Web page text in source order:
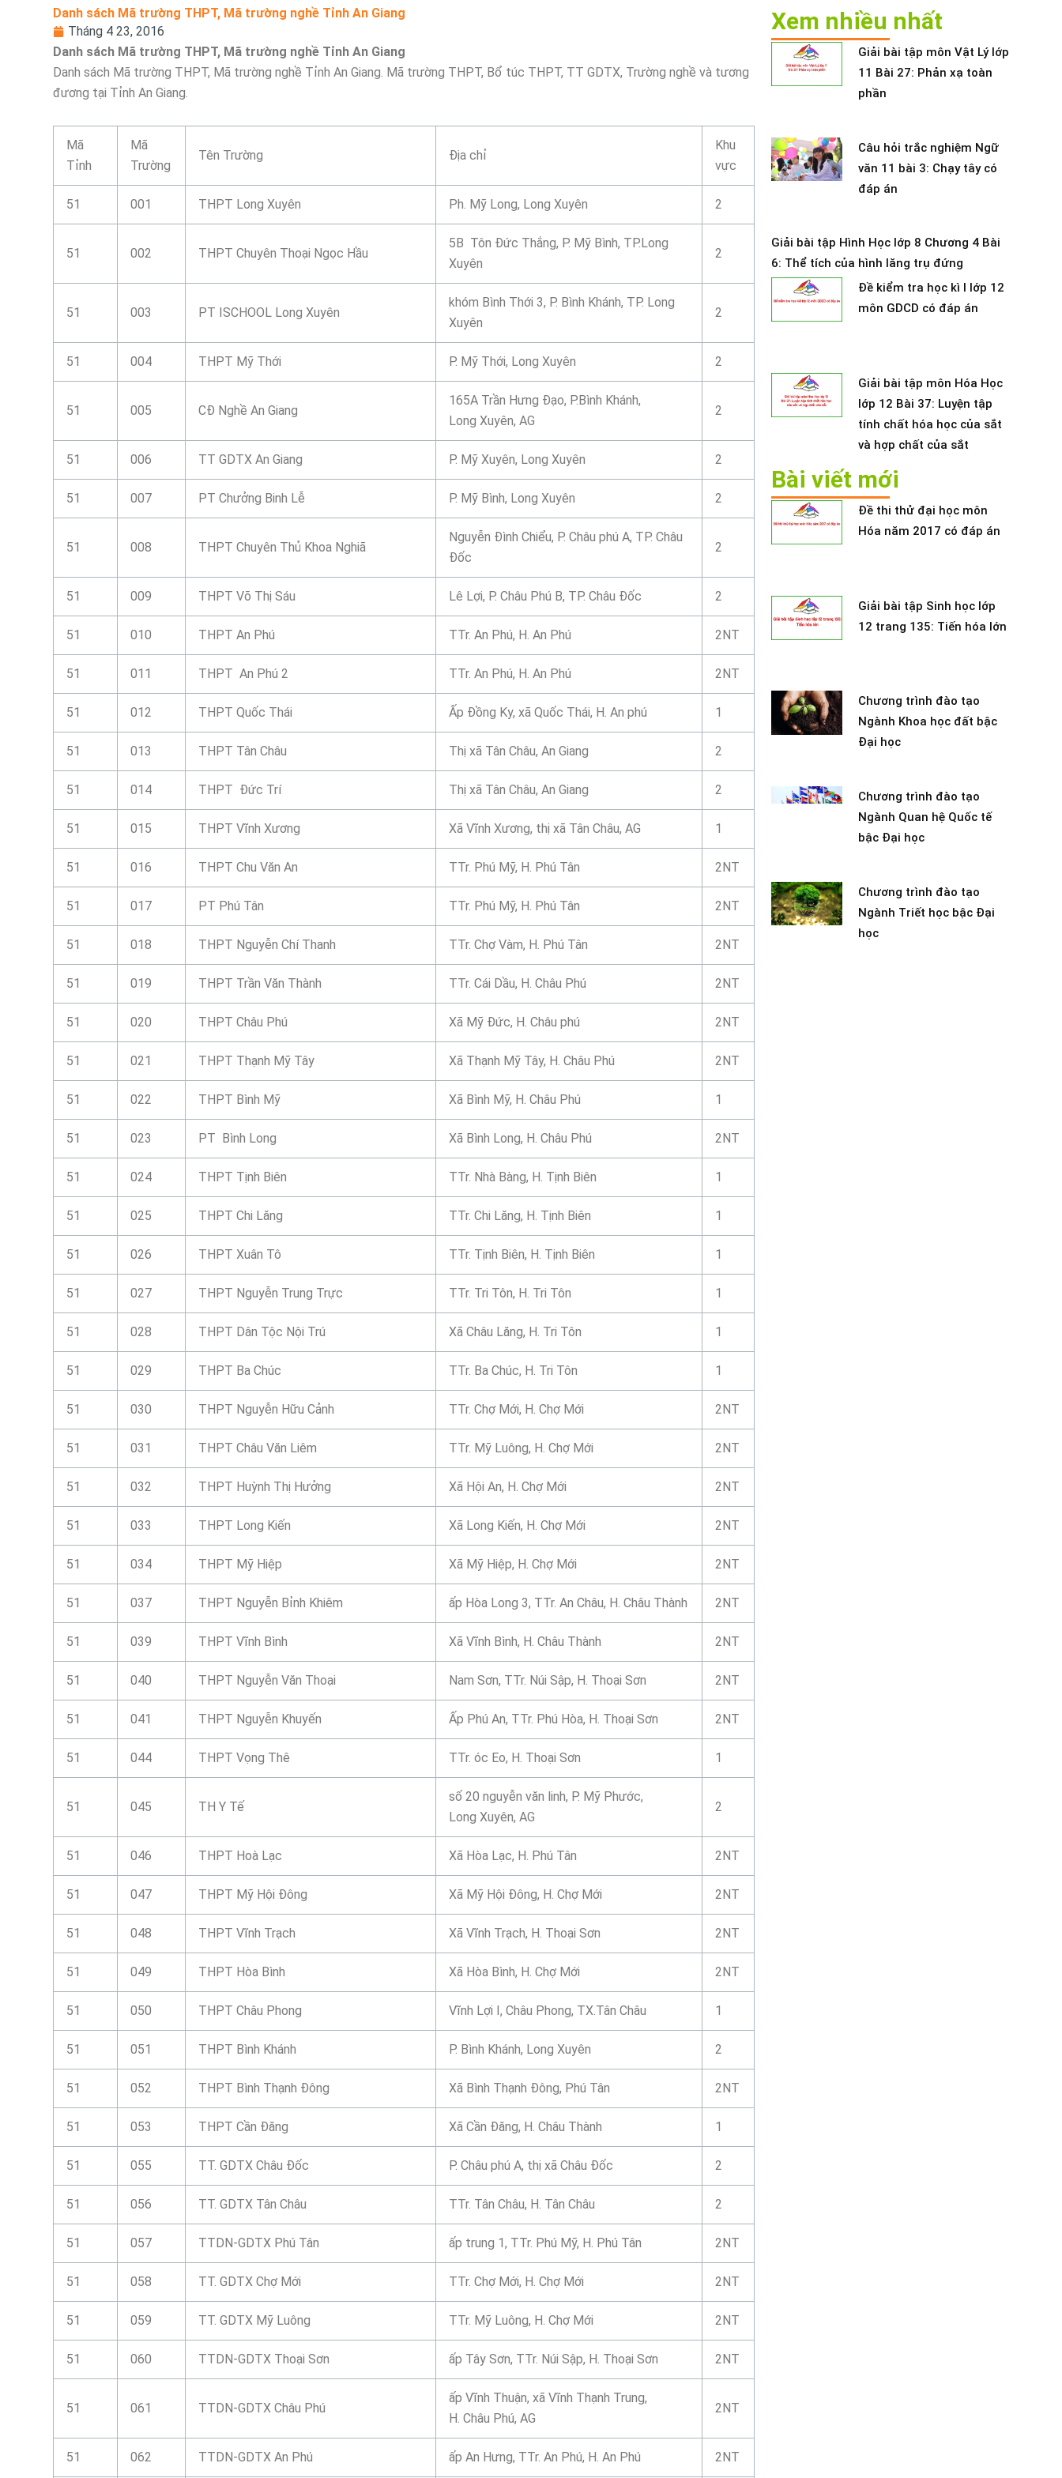
Danh sách Mã trường THPT, Mã trường nghề Tỉnh An Giang
Tháng 4 23, 2016
Danh sách Mã trường THPT, Mã trường nghề Tỉnh An Giang
Danh sách Mã trường THPT, Mã trường nghề Tỉnh An Giang. Mã trường THPT, Bổ túc THPT, TT GDTX, Trường nghề và tương
đương tại Tỉnh An Giang.
Mã
Tỉnh
Mã
Trường
Tên Trường Địa chỉ
Khu
vực
51 001 THPT Long Xuyên Ph. Mỹ Long, Long Xuyên 2
51 002 THPT Chuyên Thoại Ngọc Hầu
5B Tôn Đức Thắng, P. Mỹ Bình, TP.Long
Xuyên
2
51 003 PT ISCHOOL Long Xuyên
khóm Bình Thới 3, P. Bình Khánh, TP. Long
Xuyên
2
51 004 THPT Mỹ Thới P. Mỹ Thới, Long Xuyên 2
51 005 CĐ Nghề An Giang
165A Trần Hưng Đạo, P.Bình Khánh,
Long Xuyên, AG
2
51 006 TT GDTX An Giang P. Mỹ Xuyên, Long Xuyên 2
51 007 PT Chưởng Binh Lễ P. Mỹ Bình, Long Xuyên 2
51 008 THPT Chuyên Thủ Khoa Nghiã
Nguyễn Đình Chiểu, P. Châu phú A, TP. Châu
Đốc
2
51 009 THPT Võ Thị Sáu Lê Lợi, P. Châu Phú B, TP. Châu Đốc 2
51 010 THPT An Phú TTr. An Phú, H. An Phú 2NT
51 011 THPT An Phú 2 TTr. An Phú, H. An Phú 2NT
51 012 THPT Quốc Thái Ấp Đồng Ky, xã Quốc Thái, H. An phú 1
51 013 THPT Tân Châu Thị xã Tân Châu, An Giang 2
51 014 THPT Đức Trí Thị xã Tân Châu, An Giang 2
51 015 THPT Vĩnh Xương Xã Vĩnh Xương, thị xã Tân Châu, AG 1
51 016 THPT Chu Văn An TTr. Phú Mỹ, H. Phú Tân 2NT
51 017 PT Phú Tân TTr. Phú Mỹ, H. Phú Tân 2NT
51 018 THPT Nguyễn Chí Thanh TTr. Chợ Vàm, H. Phú Tân 2NT
51 019 THPT Trần Văn Thành TTr. Cái Dầu, H. Châu Phú 2NT
51 020 THPT Châu Phú Xã Mỹ Đức, H. Châu phú 2NT
51 021 THPT Thạnh Mỹ Tây Xã Thạnh Mỹ Tây, H. Châu Phú 2NT
51 022 THPT Bình Mỹ Xã Bình Mỹ, H. Châu Phú 1
51 023 PT Bình Long Xã Bình Long, H. Châu Phú 2NT
51 024 THPT Tịnh Biên TTr. Nhà Bàng, H. Tịnh Biên 1
51 025 THPT Chi Lăng TTr. Chi Lăng, H. Tịnh Biên 1
51 026 THPT Xuân Tô TTr. Tịnh Biên, H. Tịnh Biên 1
51 027 THPT Nguyễn Trung Trực TTr. Tri Tôn, H. Tri Tôn 1
51 028 THPT Dân Tộc Nội Trú Xã Châu Lăng, H. Tri Tôn 1
51 029 THPT Ba Chúc TTr. Ba Chúc, H. Tri Tôn 1
51 030 THPT Nguyễn Hữu Cảnh TTr. Chợ Mới, H. Chợ Mới 2NT
51 031 THPT Châu Văn Liêm TTr. Mỹ Luông, H. Chợ Mới 2NT
51 032 THPT Huỳnh Thị Hưởng Xã Hội An, H. Chợ Mới 2NT
51 033 THPT Long Kiến Xã Long Kiến, H. Chợ Mới 2NT
51 034 THPT Mỹ Hiệp Xã Mỹ Hiệp, H. Chợ Mới 2NT
51 037 THPT Nguyễn Bỉnh Khiêm ấp Hòa Long 3, TTr. An Châu, H. Châu Thành 2NT
51 039 THPT Vĩnh Bình Xã Vĩnh Bình, H. Châu Thành 2NT
51 040 THPT Nguyễn Văn Thoại Nam Sơn, TTr. Núi Sập, H. Thoại Sơn 2NT
51 041 THPT Nguyễn Khuyến Ấp Phú An, TTr. Phú Hòa, H. Thoại Sơn 2NT
51 044 THPT Vọng Thê TTr. óc Eo, H. Thoại Sơn 1
51 045 TH Y Tế
số 20 nguyễn văn linh, P. Mỹ Phước,
Long Xuyên, AG
2
51 046 THPT Hoà Lạc Xã Hòa Lạc, H. Phú Tân 2NT
51 047 THPT Mỹ Hội Đông Xã Mỹ Hội Đông, H. Chợ Mới 2NT
51 048 THPT Vĩnh Trạch Xã Vĩnh Trạch, H. Thoại Sơn 2NT
51 049 THPT Hòa Bình Xã Hòa Bình, H. Chợ Mới 2NT
51 050 THPT Châu Phong Vĩnh Lợi I, Châu Phong, TX.Tân Châu 1
51 051 THPT Bình Khánh P. Bình Khánh, Long Xuyên 2
51 052 THPT Bình Thạnh Đông Xã Bình Thạnh Đông, Phú Tân 2NT
51 053 THPT Cần Đăng Xã Cần Đăng, H. Châu Thành 1
51 055 TT. GDTX Châu Đốc P. Châu phú A, thị xã Châu Đốc 2
51 056 TT. GDTX Tân Châu TTr. Tân Châu, H. Tân Châu 2
51 057 TTDN-GDTX Phú Tân ấp trung 1, TTr. Phú Mỹ, H. Phú Tân 2NT
51 058 TT. GDTX Chợ Mới TTr. Chợ Mới, H. Chợ Mới 2NT
51 059 TT. GDTX Mỹ Luông TTr. Mỹ Luông, H. Chợ Mới 2NT
51 060 TTDN-GDTX Thoại Sơn ấp Tây Sơn, TTr. Núi Sập, H. Thoại Sơn 2NT
51 061 TTDN-GDTX Châu Phú
ấp Vĩnh Thuận, xã Vĩnh Thạnh Trung,
H. Châu Phú, AG
2NT
51 062 TTDN-GDTX An Phú ấp An Hưng, TTr. An Phú, H. An Phú 2NT
Xem nhiều nhất
Giải bài tập môn Vật Lý lớp
11 Bài 27: Phản xạ toàn
phần
Câu hỏi trắc nghiệm Ngữ
văn 11 bài 3: Chạy tây có
đáp án
Giải bài tập Hình Học lớp 8 Chương 4 Bài
6: Thể tích của hình lăng trụ đứng
Đề kiểm tra học kì I lớp 12
môn GDCD có đáp án
Giải bài tập môn Hóa Học
lớp 12 Bài 37: Luyện tập
tính chất hóa học của sắt
và hợp chất của sắt
Bài viết mới
Đề thi thử đại học môn
Hóa năm 2017 có đáp án
Giải bài tập Sinh học lớp
12 trang 135: Tiến hóa lớn
Chương trình đào tạo
Ngành Khoa học đất bậc
Đại học
Chương trình đào tạo
Ngành Quan hệ Quốc tế
bậc Đại học
Chương trình đào tạo
Ngành Triết học bậc Đại
học